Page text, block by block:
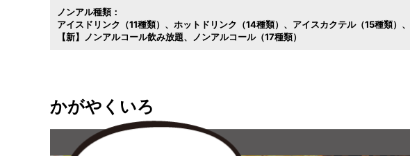
ノンアル種類：
アイスドリンク（11種類）
ホットドリンク（14種類）
アイスカクテル（15種類）
【新】ノンアルコール飲み放題
ノンアルコール（17種類）
かがやくいろ